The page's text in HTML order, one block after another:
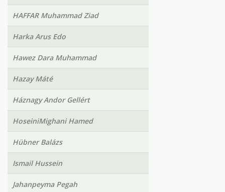
HAFFAR Muhammad Ziad
Harka Arus Edo
Hawez Dara Muhammad
Hazay Máté
Háznagy Andor Gellért
HoseiniMighani Hamed
Hübner Balázs
Ismail Hussein
Jahanpeyma Pegah